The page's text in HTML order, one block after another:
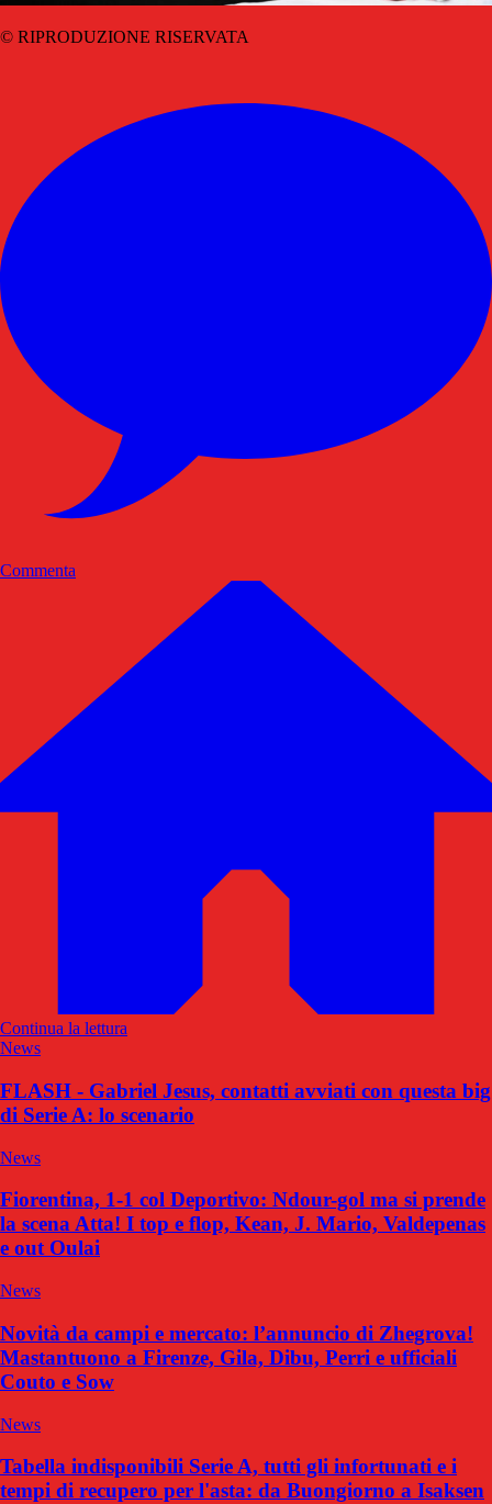
© RIPRODUZIONE RISERVATA
Commenta
Continua la lettura
News
FLASH - Gabriel Jesus, contatti avviati con questa big
di Serie A: lo scenario
News
Fiorentina, 1-1 col Deportivo: Ndour-gol ma si prende
la scena Atta! I top e flop, Kean, J. Mario, Valdepenas
e out Oulai
News
Novità da campi e mercato: l’annuncio di Zhegrova!
Mastantuono a Firenze, Gila, Dibu, Perri e ufficiali
Couto e Sow
News
Tabella indisponibili Serie A, tutti gli infortunati e i
tempi di recupero per l'asta: da Buongiorno a Isaksen